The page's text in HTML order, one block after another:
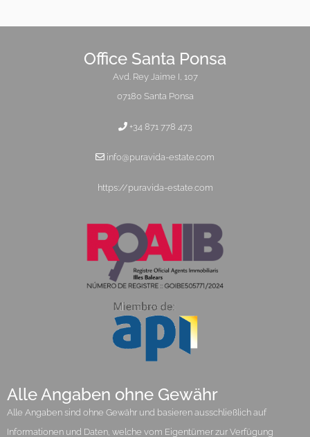
Office Santa Ponsa
Avd. Rey Jaime I, 107
07180 Santa Ponsa
+34 871 778 473
info@puravida-estate.com
https://puravida-estate.com
Alle Angaben ohne Gewähr
Alle Angaben sind ohne Gewähr und basieren ausschließlich auf
Informationen und Daten, welche vom Eigentümer zur Verfügung